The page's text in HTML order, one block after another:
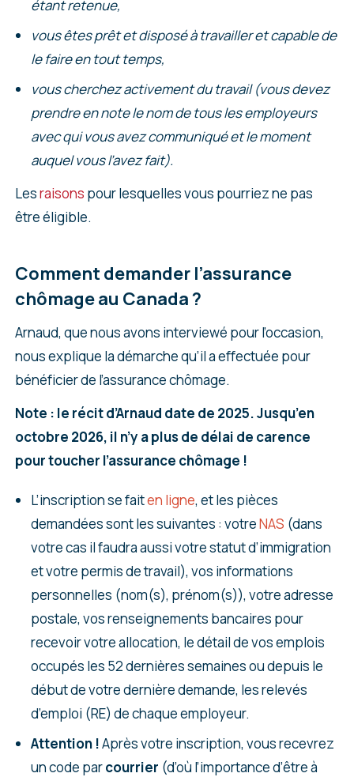
étant retenue,
vous êtes prêt et disposé à travailler et capable de
le faire en tout temps,
vous cherchez activement du travail (vous devez
prendre en note le nom de tous les employeurs
avec qui vous avez communiqué et le moment
auquel vous l’avez fait).
Lesraisons pour lesquelles vous pourriez ne pas
être éligible.
Comment demander l’assurance
chômage au Canada ?
Arnaud, que nous avons interviewé pour l’occasion,
nous explique la démarche qu’il a effectuée pour
bénéficier de l’assurance chômage.
Note : le récit d’Arnaud date de 2025. Jusqu’en
octobre 2026, il n’y a plus de délai de carence
pour toucher l’assurance chômage !
L’inscription se faiten ligne, et les pièces
demandées sont les suivantes : votreNAS (dans
votre cas il faudra aussi votre statut d’immigration
et votre permis de travail), vos informations
personnelles (nom(s), prénom(s)), votre adresse
postale, vos renseignements bancaires pour
recevoir votre allocation, le détail de vos emplois
occupés les 52 dernières semaines ou depuis le
début de votre dernière demande, les relevés
d’emploi (RE) de chaque employeur.
Attention !Après votre inscription, vous recevrez
un code parcourrier (d’où l’importance d’être à